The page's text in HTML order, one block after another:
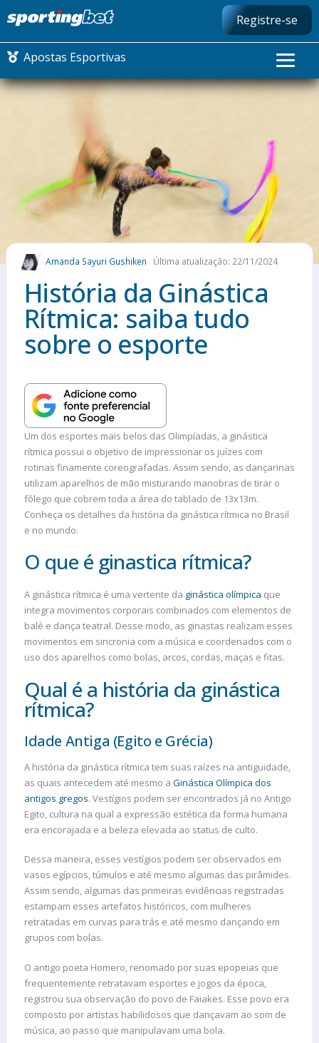
Registre-se
Apostas Esportivas
FUTEBOL NACIONAL
FUTEBOL INTERNACIONAL
COMO APOSTAR
MAIS ESPORTES
Amanda Sayuri Gushiken Última atualização: 22/11/2024
História da Ginástica
Rítmica: saiba tudo
sobre o esporte
Um dos esportes mais belos das Olimpíadas, a ginástica
rítmica possui o objetivo de impressionar os juízes com
rotinas finamente coreografadas. Assim sendo, as dançarinas
utilizam aparelhos de mão misturando manobras de tirar o
fôlego que cobrem toda a área do tablado de 13x13m.
Conheça os detalhes da história da ginástica rítmica no Brasil
e no mundo.
O que é ginastica rítmica?
A ginástica rítmica é uma vertente da ginástica olímpica que
integra movimentos corporais combinados com elementos de
balé e dança teatral. Desse modo, as ginastas realizam esses
movimentos em sincronia com a música e coordenados com o
uso dos aparelhos como bolas, arcos, cordas, maças e fitas.
Qual é a história da ginástica
rítmica?
Idade Antiga (Egito e Grécia)
A história da ginástica rítmica tem suas raízes na antiguidade,
as quais antecedem até mesmo a Ginástica Olímpica dos
antigos gregos. Vestígios podem ser encontrados já no Antigo
Egito, cultura na qual a expressão estética da forma humana
era encorajada e a beleza elevada ao status de culto.
Dessa maneira, esses vestígios podem ser observados em
vasos egípcios, túmulos e até mesmo algumas das pirâmides.
Assim sendo, algumas das primeiras evidências registradas
estampam esses artefatos históricos, com mulheres
retratadas em curvas para trás e até mesmo dançando em
grupos com bolas.
O antigo poeta Homero, renomado por suas epopeias que
frequentemente retratavam esportes e jogos da época,
registrou sua observação do povo de Faiakes. Esse povo era
composto por artistas habilidosos que dançavam ao som de
música, ao passo que manipulavam uma bola.